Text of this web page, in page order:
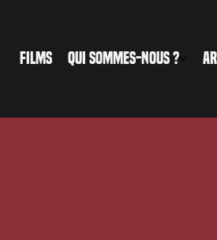
FILMS QUI SOMMES-NOUS ?